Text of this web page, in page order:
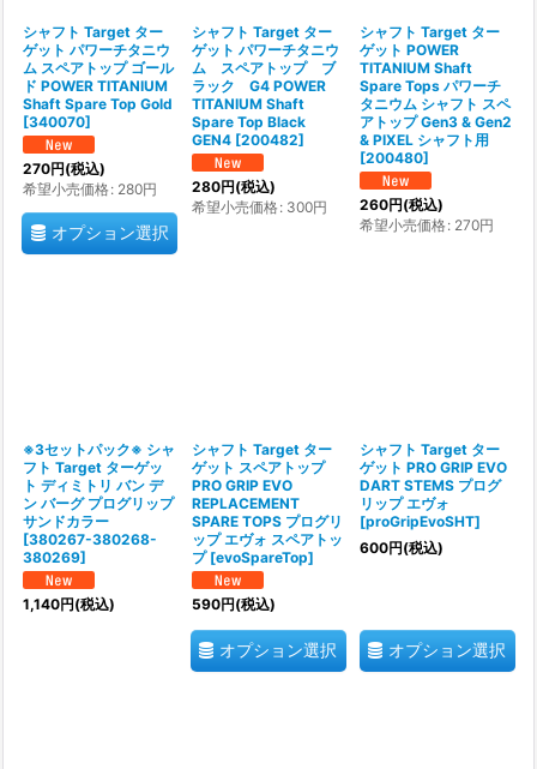
シャフト Target ター
ゲット パワーチタニウ
ム スペアトップ ゴール
ド POWER TITANIUM
Shaft Spare Top Gold
[340070]
270円(税込)
希望小売価格: 280円
オプション選択
シャフト Target ター
ゲット パワーチタニウ
ム スペアトップ ブ
ラック G4 POWER
TITANIUM Shaft
Spare Top Black
GEN4 [200482]
280円(税込)
希望小売価格: 300円
シャフト Target ター
ゲット POWER
TITANIUM Shaft
Spare Tops パワーチ
タニウム シャフト スペ
アトップ Gen3 & Gen2
& PIXEL シャフト用
[200480]
260円(税込)
希望小売価格: 270円
※3セットパック※ シャ
フト Target ターゲッ
ト ディミトリ バン デ
ン バーグ プログリップ
サンドカラー
[380267-380268-
380269]
1,140円(税込)
シャフト Target ター
ゲット スペアトップ
PRO GRIP EVO
REPLACEMENT
SPARE TOPS プログリ
ップ エヴォ スペアトッ
プ [evoSpareTop]
590円(税込)
オプション選択
シャフト Target ター
ゲット PRO GRIP EVO
DART STEMS プログ
リップ エヴォ
[proGripEvoSHT]
600円(税込)
オプション選択